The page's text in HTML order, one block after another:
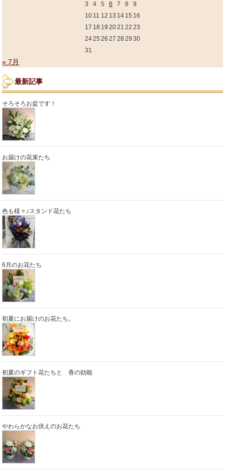
3
4 5 6 7 8
9
10 11 12 13 14 15 16
17 18 19 2021 22 23
2425 26 27 28 29 30
31
« 7月
最新記事
そろそろお盆です！
お届けの花束たち
色も様々♪スタンド花たち
6月のお花たち
初夏にお届けのお花たち。
初夏のギフト花たちと 香の効能
やわらかなお供えのお花たち